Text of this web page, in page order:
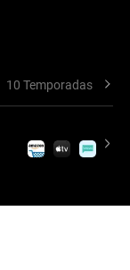
10 Temporadas